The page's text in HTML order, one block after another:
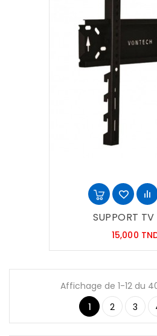
SUPPORT TV
15,000
Affichage de 1-12 du
1
2 3